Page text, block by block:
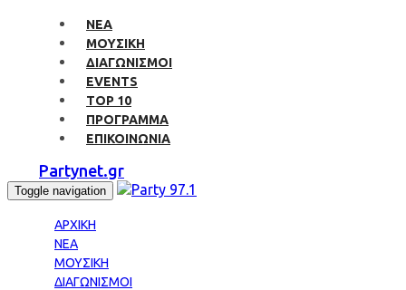
ΝΕΑ
ΜΟΥΣΙΚΗ
ΔΙΑΓΩΝΙΣΜΟΙ
EVENTS
TOP 10
ΠΡΟΓΡΑΜΜΑ
ΕΠΙΚΟΙΝΩΝΙΑ
Partynet.gr
Toggle navigation
ΑΡΧΙΚΗ
ΝΕΑ
ΜΟΥΣΙΚΗ
ΔΙΑΓΩΝΙΣΜΟΙ